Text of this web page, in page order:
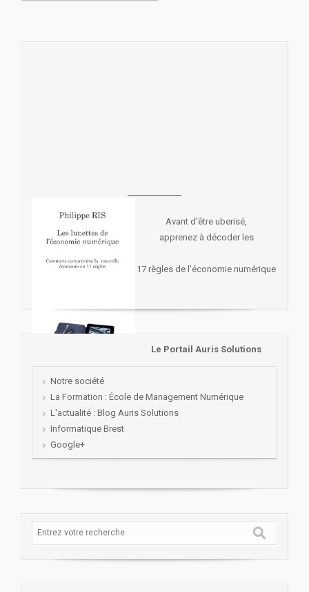
Avant d'être uberisé,
apprenez à décoder les
17 règles de l'économie numérique
Le Portail Auris Solutions
Notre société
La Formation : École de Management Numérique
L'actualité : Blog Auris Solutions
Informatique Brest
Google+